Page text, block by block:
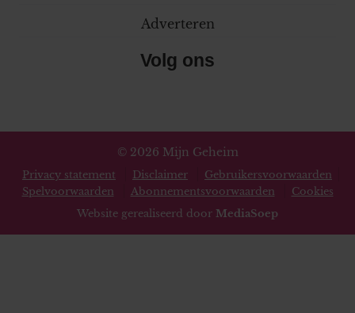
Adverteren
Volg ons
© 2026 Mijn Geheim
Privacy statement Disclaimer
Gebruikersvoorwaarden
Spelvoorwaarden
Abonnementsvoorwaarden
Cookies
Website gerealiseerd door MediaSoep